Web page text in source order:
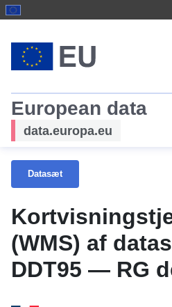
European data
data.europa.eu
Datasæt
(WMS) af
DDT95 — RG